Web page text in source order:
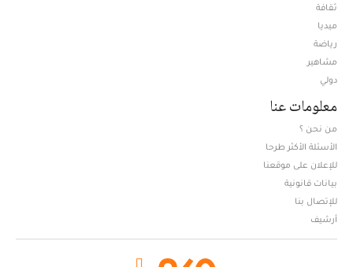
ثقافة
ميديا
رياضة
مشاهير
دولي
معلومات عنا
من نحن ؟
الأسئلة الأكثر طرحا
للإعلان على موقعنا
بيانات قانونية
للإتصال بنا
أرشيف